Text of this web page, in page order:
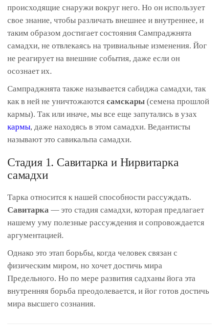
происходящие снаружи вокруг него. Но он использует
свое знание, чтобы различать внешнее и внутреннее, и
таким образом достигает состояния Сампраджнята
самадхи, не отвлекаясь на тривиальные изменения. Йог
не реагирует на внешние события, даже если он
осознает их.
Сампраджнята также называется сабиджа самадхи, так
как в ней не уничтожаются самскары (семена прошлой
кармы). Так или иначе, мы все еще запутались в узах
кармы, даже находясь в этом самадхи. Ведантисты
называют это савикальпа самадхи.
Стадия 1. Савитарка и Нирвитарка
самадхи
Тарка относится к нашей способности рассуждать.
Савитарка — это стадия самадхи, которая предлагает
нашему уму полезные рассуждения и сопровождается
аргументацией.
Однако это этап борьбы, когда человек связан с
физическим миром, но хочет достичь мира
Предельного. Но по мере развития садханы йога эта
внутренняя борьба преодолевается, и йог готов достичь
мира высшего сознания.